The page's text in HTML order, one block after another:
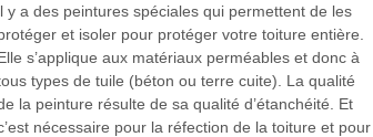
y a des peintures spéciales qui permettent de les
et isoler pour protéger votre toiture entière.
s’applique aux matériaux perméables et donc à
types de tuile (béton ou terre cuite). La qualité
la peinture résulte de sa qualité d’étanchéité. Et
nécessaire pour la réfection de la toiture et pour